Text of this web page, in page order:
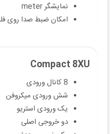
نمایشگر meter
امکان ضبط صدا روی
Compact 8XU
8 کانال ورودی
شش ورودی میکروفن
یک ورودی استریو
دو خروجی اصلی